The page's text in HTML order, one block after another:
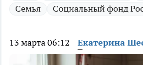
Семья
Социальный фонд
13 марта 06:12 Екатерина